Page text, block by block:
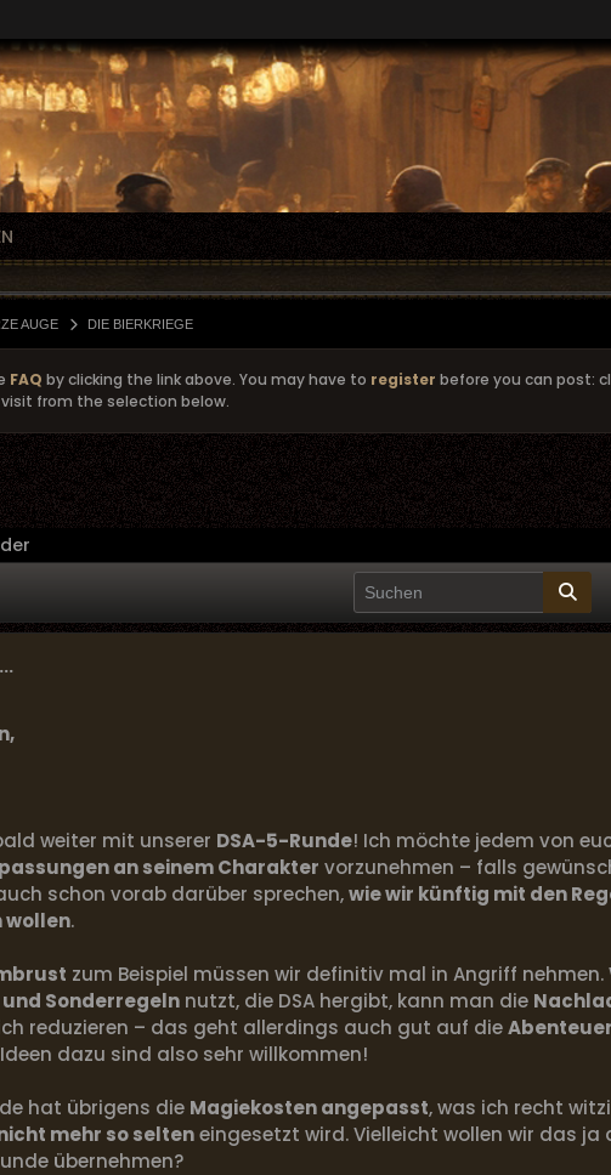
AUGE DIE BIERKRIEGE
FAQ by clicking the link above. You may have to register before you can post:
from the selection below.
weiter mit unserer DSA-5-Runde! Ich möchte jedem von
an seinem Charakter vorzunehmen – falls
schon vorab darüber sprechen,wie wir künftig mit den
wollen.
zum Beispiel müssen wir definitiv mal in Angriff nehmen.
Sonderregeln nutzt, die DSA hergibt, kann man die
reduzieren – das geht allerdings auch gut auf die
dazu sind also sehr willkommen!
hat übrigens die Magiekosten angepasst, was ich recht
mehr so selteneingesetzt wird. Vielleicht wollen wir das ja
übernehmen?